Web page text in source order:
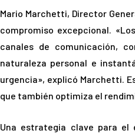
Mario Marchetti, Director
compromiso excepcional.
canales de comunicación,
naturaleza personal e
urgencia», explicó Marchetti.
que también optimiza el
Una estrategia clave para el